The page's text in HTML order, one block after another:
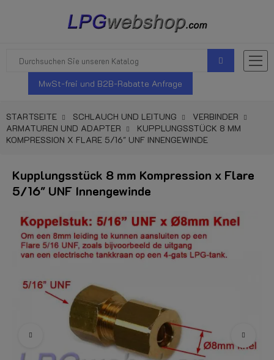
MwSt-frei und B2B-Rabatte Anfrage
STARTSEITE SCHLAUCH UND LEITUNG
VERBINDER
ARMATUREN UND ADAPTER
KUPPLUNGSSTÜCK 8 MM
KOMPRESSION X FLARE 5/16" UNF INNENGEWINDE
Kupplungsstück 8 mm Kompression x Flare
5/16" UNF Innengewinde